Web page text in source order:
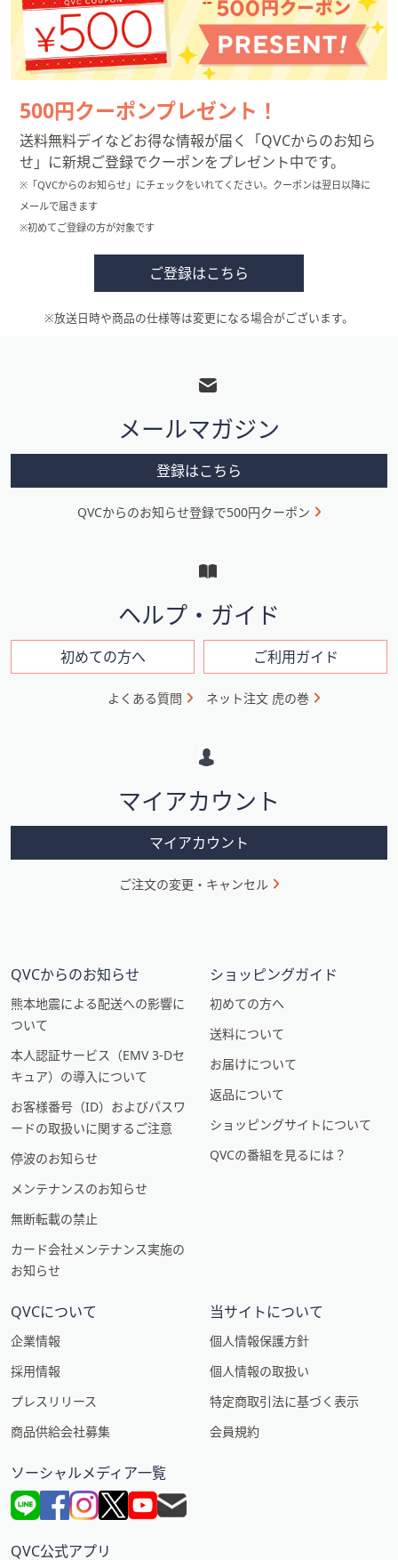
500円クーポンプレゼント！
送料無料デイなどお得な情報が届く「QVCからのお知ら
せ」に新規ご登録でクーポンをプレゼント中です。
※「QVCからのお知らせ」にチェックをいれてください。クーポンは翌日以降に
メールで届きます
※初めてご登録の方が対象です
ご登録はこちら
※放送日時や商品の仕様等は変更になる場合がございます。
メ
ニ
ン
ン
メールマガジン
登録はこちら
QVCからのお知らせ登録で500円クーポン
ヘルプ・ガイド
初めての方へ ご利用ガイド
よくある質問 ネット注文 虎の巻
マイアカウント
マイアカウント
ご注文の変更・キャンセル
QVCからのお知らせ
熊本地震による配送への影響に
ついて
本人認証サービス（EMV 3-Dセ
キュア）の導入について
お客様番号（ID）およびパスワ
ードの取扱いに関するご注意
停波のお知らせ
メンテナンスのお知らせ
無断転載の禁止
カード会社メンテナンス実施の
お知らせ
ショッピングガイド
初めての方へ
送料について
お届けについて
返品について
ショッピングサイトについて
QVCの番組を見るには？
QVCについて
企業情報
採用情報
プレスリリース
商品供給会社募集
当サイトについて
個人情報保護方針
個人情報の取扱い
特定商取引法に基づく表示
会員規約
ソーシャルメディア一覧
QVC公式アプリ